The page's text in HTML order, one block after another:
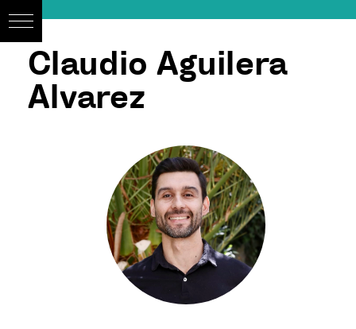
Claudio Aguilera
Alvarez